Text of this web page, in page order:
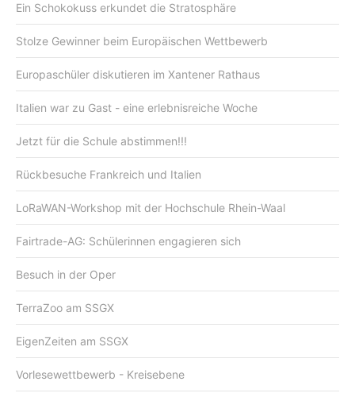
Ein Schokokuss erkundet die Stratosphäre
Stolze Gewinner beim Europäischen Wettbewerb
Europaschüler diskutieren im Xantener Rathaus
Italien war zu Gast - eine erlebnisreiche Woche
Jetzt für die Schule abstimmen!!!
Rückbesuche Frankreich und Italien
LoRaWAN-Workshop mit der Hochschule Rhein-Waal
Fairtrade-AG: Schülerinnen engagieren sich
Besuch in der Oper
TerraZoo am SSGX
EigenZeiten am SSGX
Vorlesewettbewerb - Kreisebene